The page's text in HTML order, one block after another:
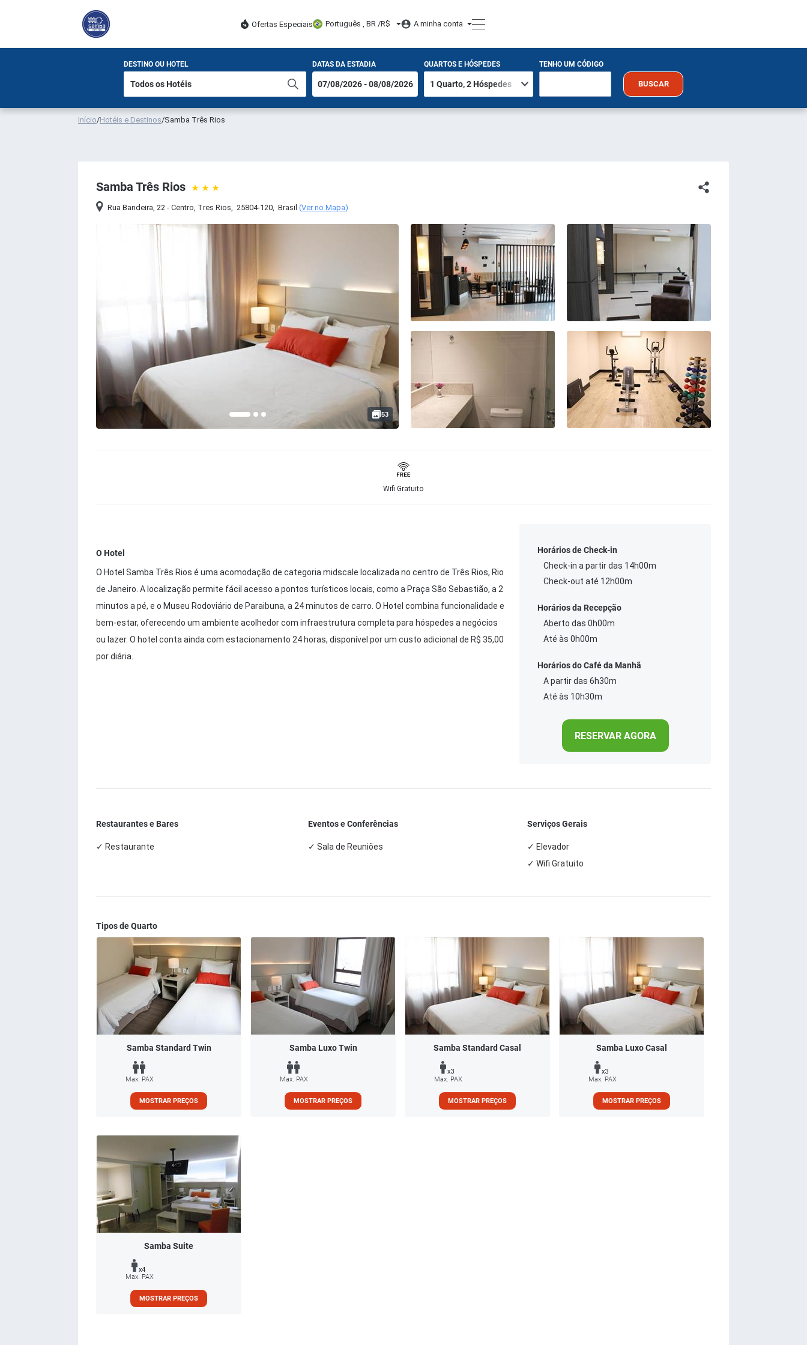
Ofertas Especiais Português , BR /R$ A minha conta
DESTINO OU HOTEL DATAS DA ESTADIA QUARTOS E HÓSPEDES TENHO UM CÓDIGO
BUSCAR
Início/Hotéis e Destinos/Samba Três Rios
Samba Três Rios
Rua Bandeira, 22 - Centro, Tres Rios, 25804-120, Brasil (Ver no Mapa)
53
Wifi Gratuito
O Hotel
O Hotel Samba Três Rios é uma acomodação de categoria midscale localizada no centro de Três Rios, Rio
de Janeiro. A localização permite fácil acesso a pontos turísticos locais, como a Praça São Sebastião, a 2
minutos a pé, e o Museu Rodoviário de Paraibuna, a 24 minutos de carro. O Hotel combina funcionalidade e
bem-estar, oferecendo um ambiente acolhedor com infraestrutura completa para hóspedes a negócios
ou lazer. O hotel conta ainda com estacionamento 24 horas, disponível por um custo adicional de R$ 35,00
por diária.
Horários de Check-in
Check-in a partir das 14h00m
Check-out até 12h00m
Horários da Recepção
Aberto das 0h00m
Até às 0h00m
Horários do Café da Manhã
A partir das 6h30m
Até às 10h30m
RESERVAR AGORA
Restaurantes e Bares
✓ Restaurante
Eventos e Conferências
✓ Sala de Reuniões
Serviços Gerais
✓ Elevador
✓ Wifi Gratuito
Tipos de Quarto
Samba Standard Twin
Max. PAX
MOSTRAR PREÇOS
Samba Luxo Twin
Max. PAX
MOSTRAR PREÇOS
Samba Standard Casal
x3
Max. PAX
MOSTRAR PREÇOS
Samba Luxo Casal
x3
Max. PAX
MOSTRAR PREÇOS
Samba Suite
x4
Max. PAX
MOSTRAR PREÇOS